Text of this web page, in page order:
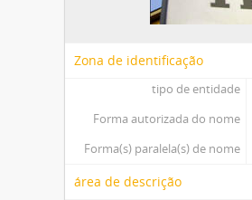
Zona de identificação
tipo de entidade
Forma autorizada do nome
Forma(s) paralela(s) de nome
área de descrição